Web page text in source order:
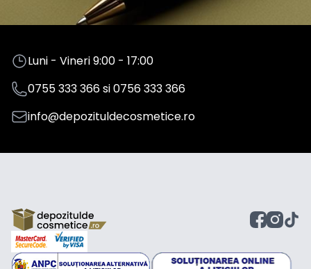
Luni - Vineri 9:00 - 17:00
0755 333 366si0756 333 366
info@depozituldecosmetice.ro